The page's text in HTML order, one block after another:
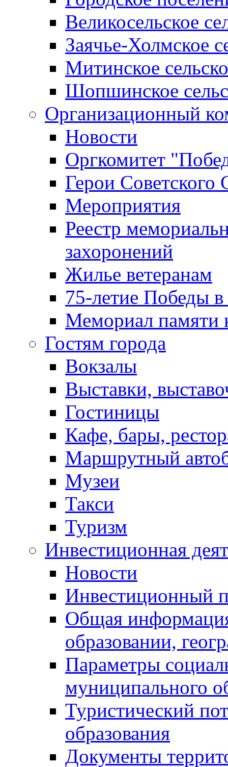
Великосельское
Заячье-Холмское
Митинское
Шопшинское
Организационный
Новости
Оргкомитет
Герои Советского
Мероприятия
Реестр
захоронений
Жилье ветеранам
75-летие Победы
Мемориал памяти
Гостям города
Вокзалы
Выставки,
Гостиницы
Кафе, бары,
Маршрутный
Музеи
Такси
Туризм
Инвестиционная
Новости
Инвестиционный
Общая
образовании,
Параметры
муниципального
Туристический
образования
Документы